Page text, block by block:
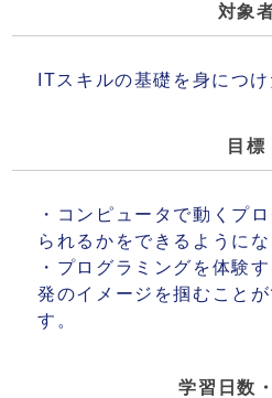
対象
ITスキルの基礎を身につ
目標
・コンピュータで動くプ
られるかをできるようにな
・プログラミングを体験
発のイメージを掴むこと
す。
学習日数